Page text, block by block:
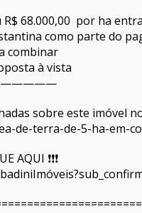
68.000,00 por ha
como parte do
combinar
à vista
sobre este imóvel
de-terra-de-5-ha-em-
AQUI ❗❗❗